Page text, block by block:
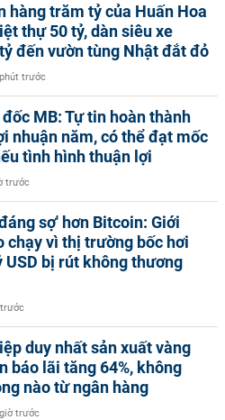
hàng trăm tỷ của Huấn Hoa
thự 50 tỷ, dàn siêu xe
đến vườn tùng Nhật đắt đỏ
trước
MB: Tự tin hoàn thành
nhuận năm, có thể đạt mốc
tình hình thuận lợi
trước
sợ' hơn Bitcoin: Giới
chạy vì thị trường bốc hơi
USD bị rút không thương
duy nhất sản xuất vàng
báo lãi tăng 64%, không
nào từ ngân hàng
trước